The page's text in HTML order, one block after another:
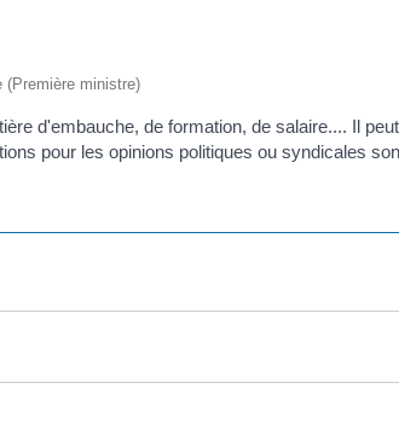
(Première ministre)
d'embauche, de formation, de salaire.... Il
pour les opinions politiques ou syndicales